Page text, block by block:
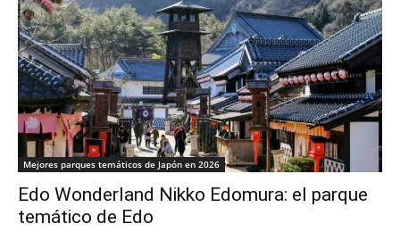
Mejores parques temáticos de Japón en 2026
Edo Wonderland Nikko Edomura: el parque
temático de Edo